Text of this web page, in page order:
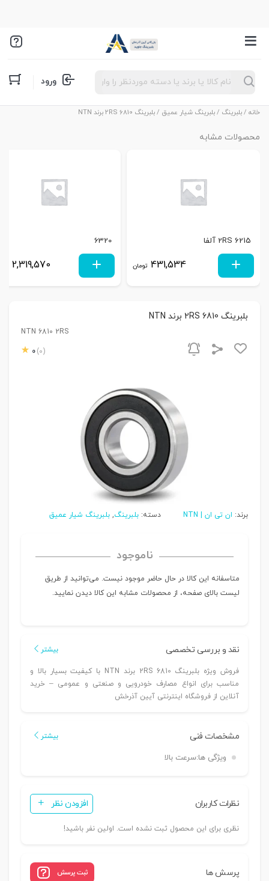
Products
search ورود
خانه /بلبرینگ /بلبرینگ شیار عمیق / بلبرینگ 6810 2RS برند NTN
محصولات مشابه
6215 2RS آلفا
431,534 تومان
6320
2,319,570
بلبرینگ 6810 2RS برند NTN
NTN 6810 2RS
0 (0)
برند: ان تی ان | NTN دسته: بلبرینگ, بلبرینگ شیار عمیق
ناموجود
متاسفانه این کالا در حال حاضر موجود نیست. می‌توانید از طریق
لیست بالای صفحه، از محصولات مشابه این کالا دیدن نمایید.
نقد و بررسی تخصصی بیشتر
فروش ویژه بلبرینگ 6810 2RS برند NTN با کیفیت بسیار بالا و
مناسب برای انواع مصارف خودرویی و صنعتی و عمومی – خرید
آنلاین از فروشگاه اینترنتی آیین آذرخش
مشخصات فنی بیشتر
ویژگی ها:سرعت بالا
نظرات کاربران افزودن نظر
نظری برای این محصول ثبت نشده است. اولین نفر باشید!
پرسش ها ثبت پرسش